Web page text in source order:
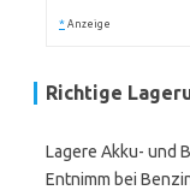
* Anzeige
Richtige
Lagere Akku- und
Entnimm bei